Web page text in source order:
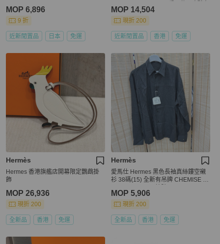
MOP 6,896
9 折
近新閒置品 日本 免運
搭達人推薦 #女神出街穿搭
MOP 14,504
現折 200
近新閒置品 香港 免運
Hermès
Hermes 香港旗艦店開幕限定鸚鵡掛
飾
MOP 26,936
現折 200
全新品 香港 免運
Hermès
愛馬仕 Hermes 黑色長袖真絲鏤空襯
衫 38碼(15) 全新有吊牌 CHEMISE B
8MOP 5,906
現折 200
全新品 香港 免運